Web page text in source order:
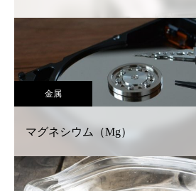
金属
マグネシウム（Mg）